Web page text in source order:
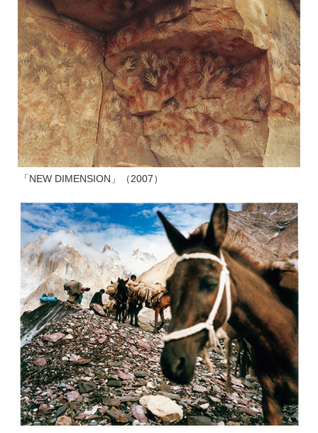
「NEW DIMENSION」（2007）